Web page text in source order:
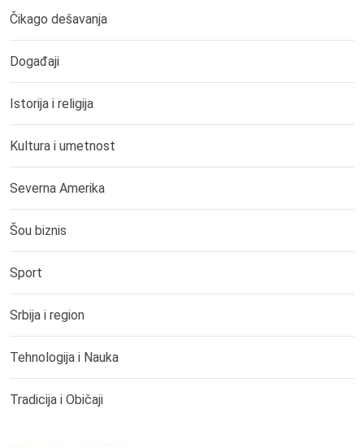
Čikago dešavanja
Događaji
Istorija i religija
Kultura i umetnost
Severna Amerika
Šou biznis
Sport
Srbija i region
Tehnologija i Nauka
Tradicija i Običaji